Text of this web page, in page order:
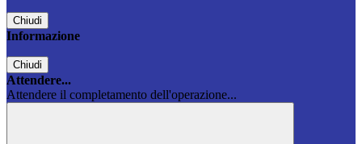
Chiudi
Informazione
Chiudi
Attendere...
Attendere il completamento dell'operazione...